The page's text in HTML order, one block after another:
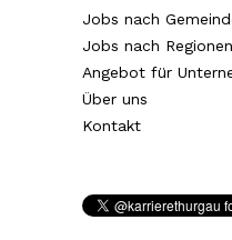
Jobs nach
Jobs nach Regionen
Angebot für
Über uns
Kontakt